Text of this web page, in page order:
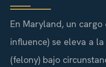
En Maryland, un
influence) se eleva a
(felony) bajo